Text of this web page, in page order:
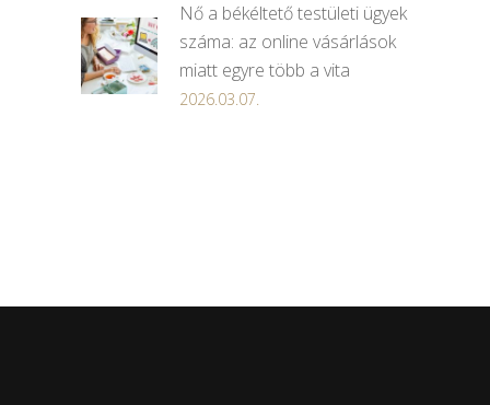
Nő a békéltető testületi ügyek
száma: az online vásárlások
miatt egyre több a vita
2026.03.07.